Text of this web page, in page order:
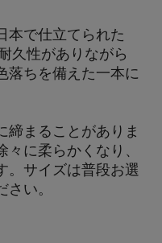
本で仕立てられた
久性がありながら
落ちを備えた一本に
締まることがありま
に柔らかくなり、
。サイズは普段お選
い。